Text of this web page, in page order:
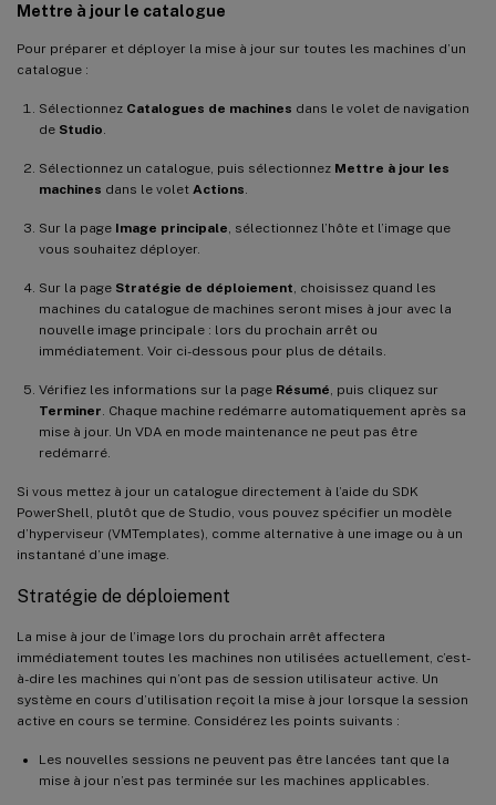
Mettre à jour le catalogue
Pour préparer et déployer la mise à jour sur toutes les machines d’un
catalogue :
Sélectionnez Catalogues de machines dans le volet de navigation
de Studio
Sélectionnez un catalogue, puis sélectionnez Mettre à jour les
machines dans le volet Actions
Sur la page Image principale , sélectionnez l’hôte et l’image que
vous souhaitez déployer.
Sur la page Stratégie de déploiement , choisissez quand les
machines du catalogue de machines seront mises à jour avec la
nouvelle image principale : lors du prochain arrêt ou
immédiatement. Voir ci-dessous pour plus de détails.
Vérifiez les informations sur la page Résumé , puis cliquez sur
Terminer . Chaque machine redémarre automatiquement après sa
mise à jour. Un VDA en mode maintenance ne peut pas être
redémarré.
Si vous mettez à jour un catalogue directement à l’aide du SDK
PowerShell, plutôt que de Studio, vous pouvez spécifier un modèle
d’hyperviseur (VMTemplates), comme alternative à une image ou à un
instantané d’une image.
Stratégie de déploiement
La mise à jour de l’image lors du prochain arrêt affectera
immédiatement toutes les machines non utilisées actuellement, c’est-
à-dire les machines qui n’ont pas de session utilisateur active. Un
système en cours d’utilisation reçoit la mise à jour lorsque la session
active en cours se termine. Considérez les points suivants :
Les nouvelles sessions ne peuvent pas être lancées tant que la
mise à jour n’est pas terminée sur les machines applicables.